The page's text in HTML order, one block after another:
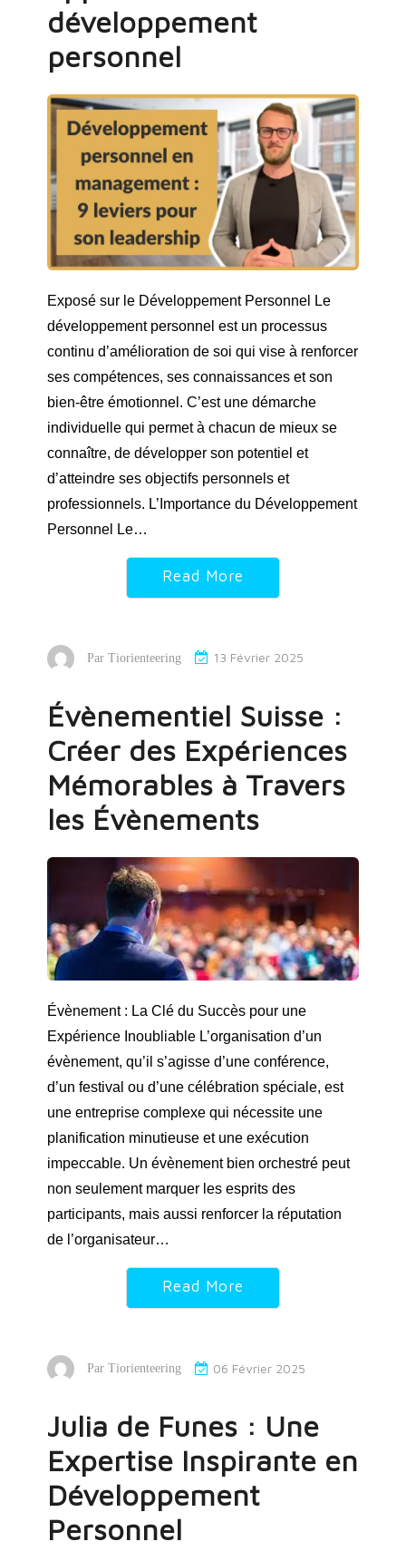
développement
personnel
Exposé sur le Développement Personnel Le
développement personnel est un processus
continu d’amélioration de soi qui vise à renforcer
ses compétences, ses connaissances et son
bien-être émotionnel. C’est une démarche
individuelle qui permet à chacun de mieux se
connaître, de développer son potentiel et
d’atteindre ses objectifs personnels et
professionnels. L’Importance du Développement
Personnel Le…
Read More
Par Tiorienteering 13 Février 2025
Évènementiel Suisse :
Créer des Expériences
Mémorables à Travers
les Évènements
Évènement : La Clé du Succès pour une
Expérience Inoubliable L’organisation d’un
évènement, qu’il s’agisse d’une conférence,
d’un festival ou d’une célébration spéciale, est
une entreprise complexe qui nécessite une
planification minutieuse et une exécution
impeccable. Un évènement bien orchestré peut
non seulement marquer les esprits des
participants, mais aussi renforcer la réputation
de l’organisateur…
Read More
Par Tiorienteering 06 Février 2025
Julia de Funes : Une
Expertise Inspirante en
Développement
Personnel